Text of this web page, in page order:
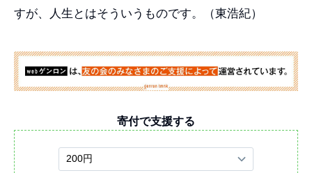
すが、人生とはそういうものです。（東浩紀）
寄付で支援する